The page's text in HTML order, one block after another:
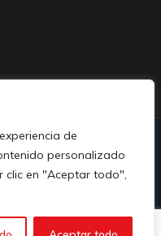
de
personalizado
clic en "Aceptar todo",
Desarrollado por